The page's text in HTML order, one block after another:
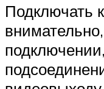
Подключать